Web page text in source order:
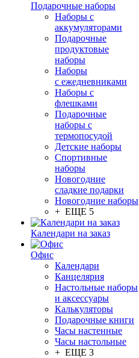
Подарочные наборы
Наборы с
аккумуляторами
Подарочные
продуктовые
наборы
Наборы
с ежедневниками
Наборы с
флешками
Подарочные
наборы с
термопосудой
Детские наборы
Спортивные
наборы
Новогодние
сладкие подарки
Новогодние наборы
+ ЕЩЕ 5
Календари на заказ
Офис
Календари
Канцелярия
Настольные наборы
и аксессуары
Калькуляторы
Подарочные книги
Часы настенные
Часы настольные
+ ЕЩЕ 3